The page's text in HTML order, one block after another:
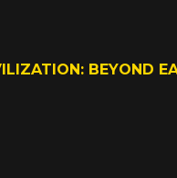
BEYOND